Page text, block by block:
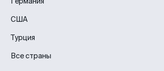
США
Турция
Все страны